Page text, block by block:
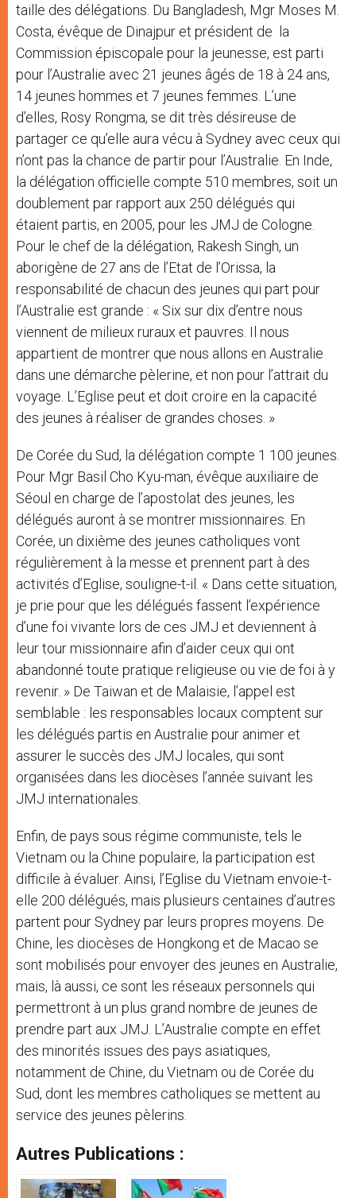
taille des délégations. Du Bangladesh, Mgr Moses M.
Costa, évêque de Dinajpur et président de la
Commission épiscopale pour la jeunesse, est parti
pour l’Australie avec 21 jeunes âgés de 18 à 24 ans,
14 jeunes hommes et 7 jeunes femmes. L’une
d’elles, Rosy Rongma, se dit très désireuse de
partager ce qu’elle aura vécu à Sydney avec ceux qui
n’ont pas la chance de partir pour l’Australie. En Inde,
la délégation officielle compte 510 membres, soit un
doublement par rapport aux 250 délégués qui
étaient partis, en 2005, pour les JMJ de Cologne.
Pour le chef de la délégation, Rakesh Singh, un
aborigène de 27 ans de l’Etat de l’Orissa, la
responsabilité de chacun des jeunes qui part pour
l’Australie est grande : « Six sur dix d’entre nous
viennent de milieux ruraux et pauvres. Il nous
appartient de montrer que nous allons en Australie
dans une démarche pèlerine, et non pour l’attrait du
voyage. L’Eglise peut et doit croire en la capacité
des jeunes à réaliser de grandes choses. »
De Corée du Sud, la délégation compte 1 100 jeunes.
Pour Mgr Basil Cho Kyu-man, évêque auxiliaire de
Séoul en charge de l’apostolat des jeunes, les
délégués auront à se montrer missionnaires. En
Corée, un dixième des jeunes catholiques vont
régulièrement à la messe et prennent part à des
activités d’Eglise, souligne-t-il. « Dans cette situation,
je prie pour que les délégués fassent l’expérience
d’une foi vivante lors de ces JMJ et deviennent à
leur tour missionnaire afin d’aider ceux qui ont
abandonné toute pratique religieuse ou vie de foi à y
revenir. » De Taiwan et de Malaisie, l’appel est
semblable : les responsables locaux comptent sur
les délégués partis en Australie pour animer et
assurer le succès des JMJ locales, qui sont
organisées dans les diocèses l’année suivant les
JMJ internationales.
Enfin, de pays sous régime communiste, tels le
Vietnam ou la Chine populaire, la participation est
difficile à évaluer. Ainsi, l’Eglise du Vietnam envoie-t-
elle 200 délégués, mais plusieurs centaines d’autres
partent pour Sydney par leurs propres moyens. De
Chine, les diocèses de Hongkong et de Macao se
sont mobilisés pour envoyer des jeunes en Australie,
mais, là aussi, ce sont les réseaux personnels qui
permettront à un plus grand nombre de jeunes de
prendre part aux JMJ. L’Australie compte en effet
des minorités issues des pays asiatiques,
notamment de Chine, du Vietnam ou de Corée du
Sud, dont les membres catholiques se mettent au
service des jeunes pèlerins.
Autres Publications :